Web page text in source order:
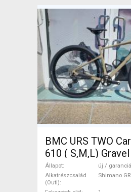
BMC URS TWO
610 ( S,M,L)
Shimano GRX
garanciával ELADÓ
Állapot
új /
Alkatrészcsalád
(Outi)
Shimano